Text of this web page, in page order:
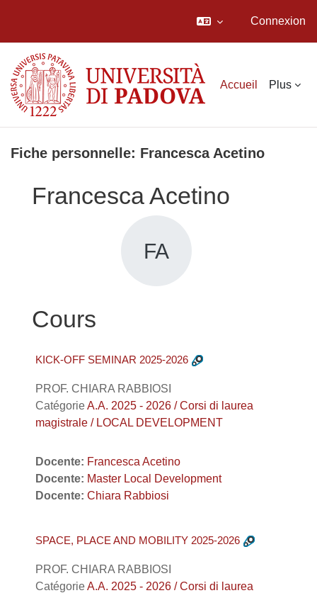
Connexion
Accueil Plus
Fiche personnelle: Francesca Acetino
Francesca Acetino
FA
Cours
KICK-OFF SEMINAR 2025-2026
PROF. CHIARA RABBIOSI
CatégorieA.A. 2025 - 2026 / Corsi di laurea
magistrale / LOCAL DEVELOPMENT
Docente: Francesca Acetino
Docente: Master Local Development
Docente: Chiara Rabbiosi
SPACE, PLACE AND MOBILITY 2025-2026
PROF. CHIARA RABBIOSI
CatégorieA.A. 2025 - 2026 / Corsi di laurea